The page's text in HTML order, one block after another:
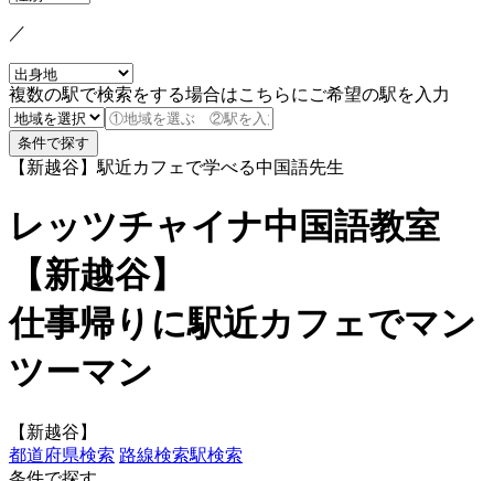
／
複数の駅で検索をする場合はこちらにご希望の駅を入力
【新越谷】駅近カフェで学べる中国語先生
レッツチャイナ中国語教室
【新越谷】
仕事帰りに駅近カフェでマン
ツーマン
【新越谷】
都道府県検索 路線検索駅検索